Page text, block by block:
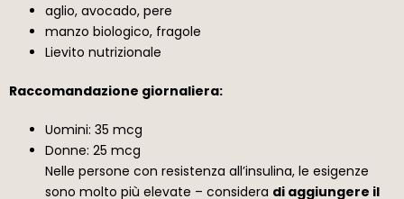
aglio, avocado, pere
manzo biologico, fragole
Lievito nutrizionale
Raccomandazione giornaliera:
Uomini: 35 mcg
Donne: 25 mcg
Nelle persone con resistenza all’insulina, le esigenze
sono molto più elevate – considera di aggiungere il